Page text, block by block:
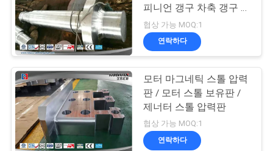
죽습니다 여십시오
위조
피니언 갱구 차축 갱구 위
조
협상 가능 MOQ:1
연락하다
모터 마그네틱 스톨 압력
판 / 모터 스톨 보유판 /
제너터 스톨 압력판
협상 가능 MOQ:1
연락하다